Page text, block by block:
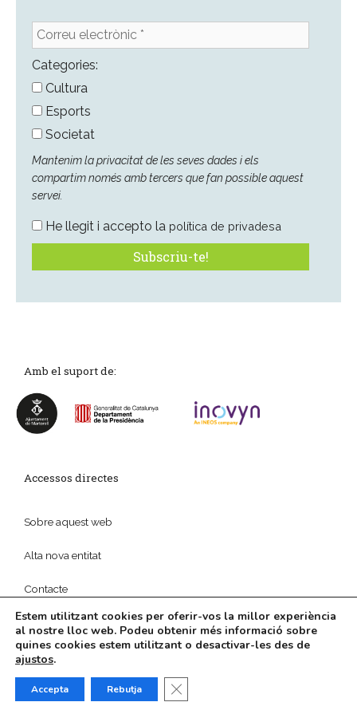
Correu
electrònic
*Categories:
Cultura
Esports
Societat
Mantenim la privacitat de les seves dades i els
compartim només amb tercers que fan possible aquest
servei.
He llegit i accepto la política de privadesa
Amb el suport de:
Accessos directes
Sobre aquest web
Alta nova entitat
Contacte
© 2026
DigitalperaTotArreu.com
Estem utilitzant cookies per oferir-vos la millor experiència
al nostre lloc web. Podeu obtenir més informació sobre
quines cookies estem utilitzant o desactivar-les des de
ajustos.
Accepta Rebutja Tanca el bàner de galetes RGPD